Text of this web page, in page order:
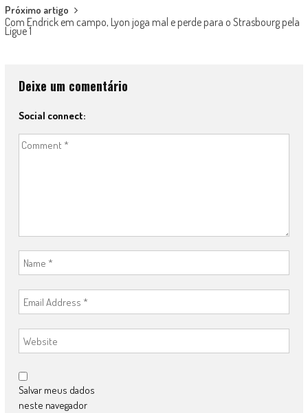
Próximo artigo
Com Endrick em campo, Lyon joga mal e perde para o Strasbourg pela
Ligue 1
Deixe um comentário
Social connect:
Salvar meus dados
neste navegador